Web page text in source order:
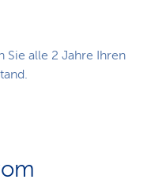
alle 2 Jahre Ihren